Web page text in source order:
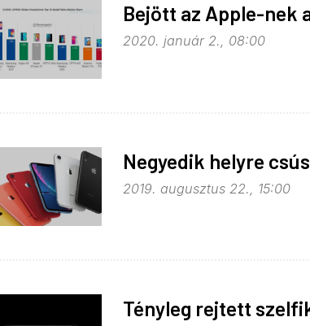
Bejött az Apple-nek
2020. január 2., 08:00
Negyedik helyre
2019. augusztus 22., 15:00
Tényleg rejtett